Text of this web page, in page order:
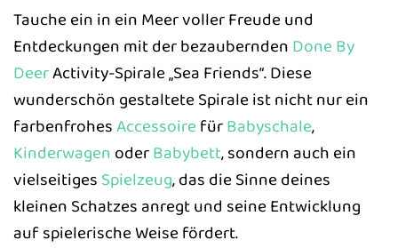
Tauche ein in ein Meer voller Freude und
Entdeckungen mit der bezaubernden Done By
DeerActivity-Spirale „Sea Friends“. Diese
wunderschön gestaltete Spirale ist nicht nur ein
farbenfrohesAccessoire fürBabyschale,
Kinderwagen oderBabybett, sondern auch ein
vielseitiges Spielzeug, das die Sinne deines
kleinen Schatzes anregt und seine Entwicklung
auf spielerische Weise fördert.